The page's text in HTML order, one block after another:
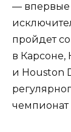
— впервые
пройдет
в Карсоне,
и Houston
чемпионат